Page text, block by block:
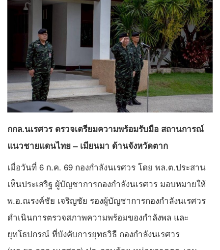
กกล.นเรศวร ตรวจเตรียมความพร้อมรับมือ สถานการณ์
แนวชายแดนไทย – เมียนมา ด้านจังหวัดตาก
เมื่อวันที่ 6 ก.ค. 69 กองกำลังนเรศวร โดย พล.ต.ประสาน
เห็นประเสริฐ ผู้บัญชาการกองกำลังนเรศวร มอบหมายให้
พ.อ.ณรงค์ชัย เจริญชัย รองผู้บัญชาการกองกำลังนเรศวร
ดำเนินการตรวจสภาพความพร้อมของกำลังพล และ
ยุทโธปกรณ์ ที่บังคับการยุทธวิธี กองกำลังนเรศวร